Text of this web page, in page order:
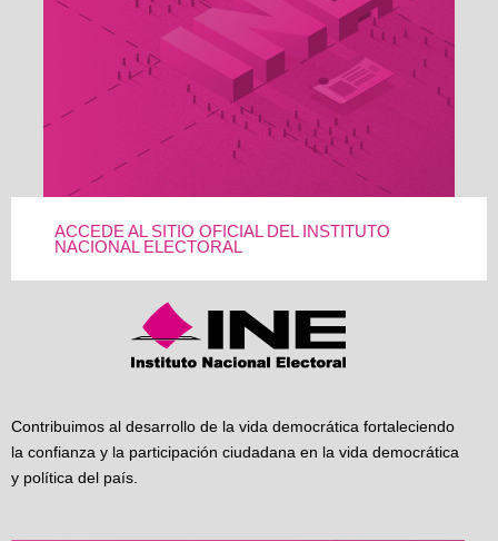
ACCEDE AL SITIO OFICIAL DEL INSTITUTO
NACIONAL ELECTORAL
Contribuimos al desarrollo de la vida democrática fortaleciendo
la confianza y la participación ciudadana en la vida democrática
y política del país.